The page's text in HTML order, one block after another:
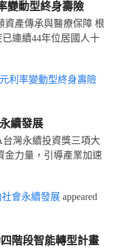
變動型終身壽險
資產傳承與醫療保障 根
連續44年位居國人十
利率變動型終身壽險
續發展
台灣永續投資獎三項大
金力量，引導產業加速
會永續發展appeared
階段智能轉型計畫